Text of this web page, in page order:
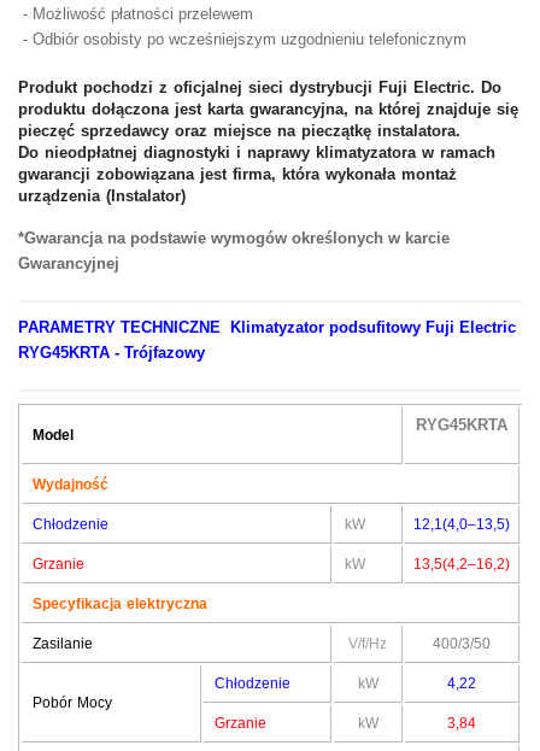
- Możliwość płatności przelewem
- Odbiór osobisty po wcześniejszym uzgodnieniu telefonicznym
Produkt pochodzi z oficjalnej sieci dystrybucji Fuji Electric. Do
produktu dołączona jest karta gwarancyjna, na której znajduje się
pieczęć sprzedawcy oraz miejsce na pieczątkę instalatora.
Do nieodpłatnej diagnostyki i naprawy klimatyzatora w ramach
gwarancji zobowiązana jest firma, która wykonała montaż
urządzenia ( Instalator)
*Gwarancja na podstawie wymogów określonych w karcie
Gwarancyjnej
PARAMETRY TECHNICZNE
Klimatyzator podsufitowy Fuji Electric
RYG45KRTA - Trójfazowy
Model
RYG45KRTA
Wydajność
Chłodzenie kW 12,1(4,0–13,5)
Grzanie kW 13,5(4,2–16,2)
Specyfikacja elektryczna
Zasilanie V/f/Hz 400/3/50
Pobór Mocy
Chłodzenie kW 4,22
Grzanie kW 3,84